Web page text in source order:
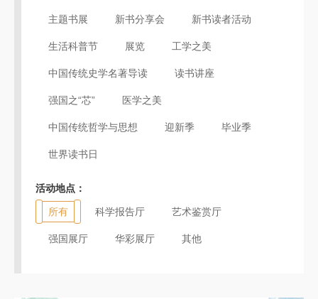
主题书展 新书分享会 新书读者活动
生活科普节 展览 工学之美
中国传统史学名著导读 读书讲座
强国之“芯” 医学之美
中国传统哲学与思想 迎新季 毕业季
世界读书日
活动地点：
所有 科学报告厅 艺术鉴赏厅
强国展厅 华彩展厅 其他